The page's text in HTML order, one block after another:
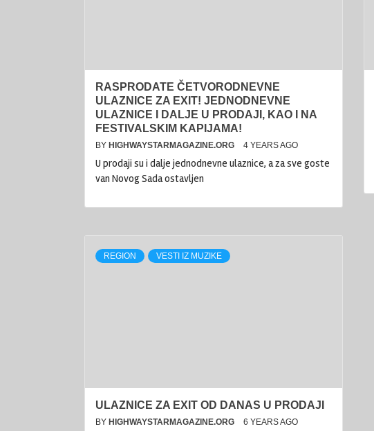
RASPRODATE ČETVORODNEVNE
ULAZNICE ZA EXIT! JEDNODNEVNE
ULAZNICE I DALJE U PRODAJI, KAO I NA
FESTIVALSKIM KAPIJAMA!
BY HIGHWAYSTARMAGAZINE.ORG 4 YEARS AGO
U prodaji su i dalje jednodnevne ulaznice, a za sve goste
van Novog Sada ostavljen
REGION VESTI IZ MUZIKE
ULAZNICE ZA EXIT OD DANAS U PRODAJI
BY HIGHWAYSTARMAGAZINE.ORG 6 YEARS AGO